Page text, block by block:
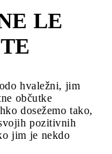
LE
hvaležni, jim
občutke
dosežemo tako,
pozitivnih
jim je nekdo